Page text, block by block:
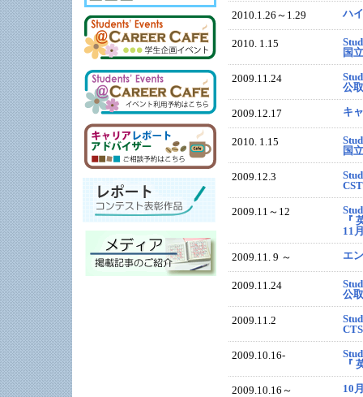
2010.1.26～1.29 ハ
2010. 1.15
国
2009.11.24
公
2009.12.17 キ
2010. 1.15
国
2009.12.3
2009.11～12
『
11
2009.11. 9 ～ エ
2009.11.24
公
2009.11.2
2009.10.16-
『
2009.10.16～ 10